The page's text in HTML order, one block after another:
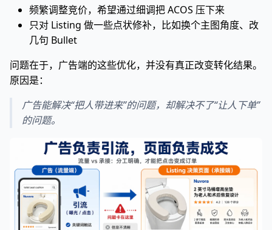
频繁调整竞价，希望通过细调把 ACOS 压下来
只对 Listing 做一些点状修补，比如换个主图角度、改
几句 Bullet
问题在于，广告端的这些优化，并没有真正改变转化结果。
原因是：
广告能解决“把人带进来”的问题，却解决不了“让人下单”
的问题。